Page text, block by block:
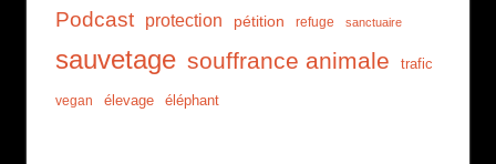
Podcast protection pétition refuge sanctuaire
sauvetage souffrance animale trafic
vegan élevage éléphant